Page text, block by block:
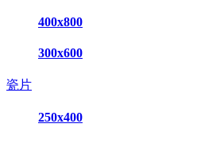
400x800
300x600
瓷片
250x400